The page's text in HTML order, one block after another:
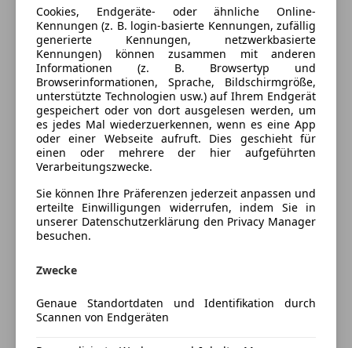
Berganfahrassistent
Elektrische Seitenspiegel
Getönte Scheiben
Lederlenkrad
Lichtsensor
Multifunktionslenkrad
Navigationssystem
Regensensor
Sitzheizung
teilb. Rücksitzbank
Tempomat
Unterhaltung/Media
W-Lan / Wifi Hotspot
Sicherheit
Farbe und Innenausstattung
Lackierung Andere
Fahrzeugbeschreibung
alle service bei mercedes gemacht
Preisbewertung
Mehr anzeigen
Kfz-Versicherung
Cookies, Endgeräte- oder ähnliche Online-
Kennungen (z. B. login-basierte Kennungen, zufällig
generierte Kennungen, netzwerkbasierte
Kennungen) können zusammen mit anderen
Informationen (z. B. Browsertyp und
Browserinformationen, Sprache, Bildschirmgröße,
unterstützte Technologien usw.) auf Ihrem Endgerät
gespeichert oder von dort ausgelesen werden, um
es jedes Mal wiederzuerkennen, wenn es eine App
oder einer Webseite aufruft. Dies geschieht für
einen oder mehrere der hier aufgeführten
Verarbeitungszwecke.
Sie können Ihre Präferenzen jederzeit anpassen und
erteilte Einwilligungen widerrufen, indem Sie in
unserer Datenschutzerklärung den Privacy Manager
besuchen.
Zwecke
Genaue Standortdaten und Identifikation durch
Scannen von Endgeräten